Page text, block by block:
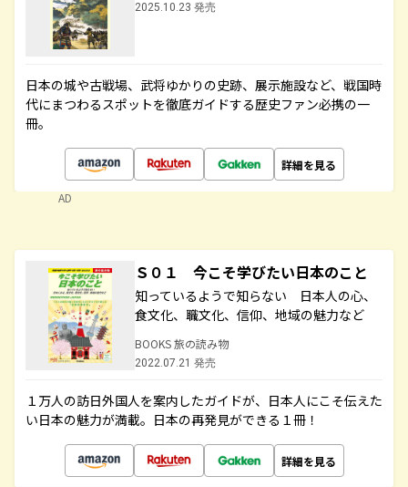
2025.10.23 発売
日本の城や古戦場、武将ゆかりの史跡、展示施設など、戦国時
代にまつわるスポットを徹底ガイドする歴史ファン必携の一
冊。
詳細を見る
AD
Ｓ０１ 今こそ学びたい日本のこと
知っているようで知らない 日本人の心、
食文化、職文化、信仰、地域の魅力など
BOOKS 旅の読み物
2022.07.21 発売
１万人の訪日外国人を案内したガイドが、日本人にこそ伝えた
い日本の魅力が満載。日本の再発見ができる１冊！
詳細を見る